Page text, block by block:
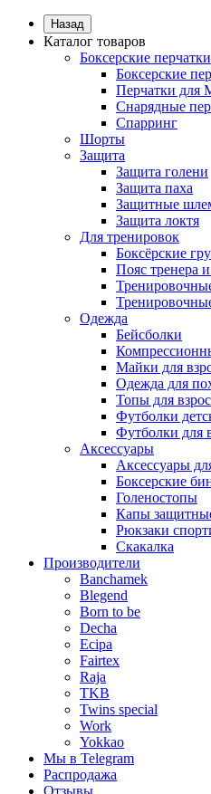
Назад
Каталог товаров
Боксерские перчатки
Боксерские
Перчатки
Снарядные
Спарринг
Шорты
Защита
Защита голени
Защита паха
Защитные
Защита локтя
Для тренировок
Боксёрские
Пояс тренера
Одежда
Бейсболки
Майки для
Одежда для
Топы для
Футболки
Футболки для
Аксессуары
Аксессуары
Боксерские
Голеностопы
Капы
Рюкзаки
Скакалка
Производители
Banchamek
Blegend
Born to be
Decha
Ecipa
Fairtex
Raja
TKB
Twins special
Work
Yokkao
Мы в Telegram
Распродажа
Отзывы